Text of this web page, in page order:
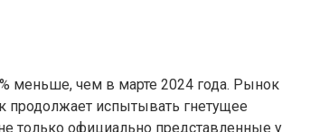
меньше, чем в марте 2024 года. Рынок
продолжает испытывать гнетущее
только официально представленные у